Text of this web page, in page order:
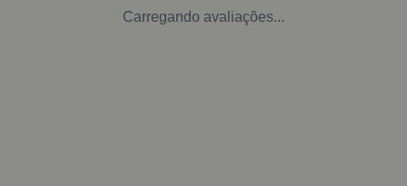
Carregando avaliações...